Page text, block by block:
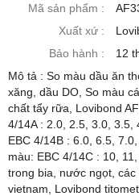
Mã sản phẩm :
Xuất xứ :
Bảo hành :
12
Mô tả : So màu dầu ăn
xăng, dầu DO, So màu
chất tẩy rữa, Lovibond
4/14A : 2.0, 2.5, 3.0,
EBC 4/14B : 6.0, 6.5,
màu: EBC 4/14C : 10,
trong bia, nước ngọt, các
vietnam, Lovibond